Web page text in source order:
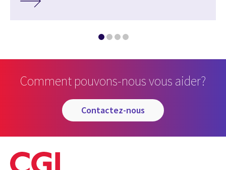
Comment pouvons-nous vous aider?
contactez-nous